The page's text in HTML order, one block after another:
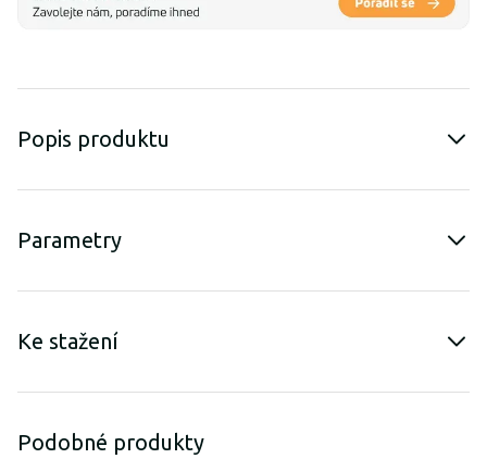
Popis produktu
Parametry
Ke stažení
Podobné produkty